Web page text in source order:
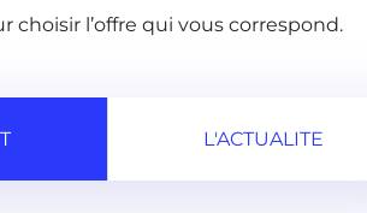
l’offre qui vous correspond.
L'ACTUALITE